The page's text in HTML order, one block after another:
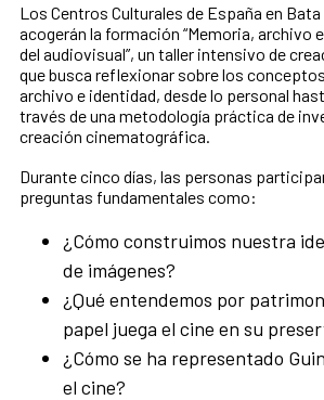
Los Centros Culturales de España en Bata
acogerán la formación “Memoria, archivo
del audiovisual”, un taller intensivo de
que busca reflexionar sobre los
archivo e identidad, desde lo personal
través de una metodología práctica de
creación cinematográfica.
Durante cinco días, las personas
preguntas fundamentales como:
¿Cómo construimos nuestra
de imágenes?
¿Qué entendemos por
papel juega el cine en su
¿Cómo se ha representado
el cine?